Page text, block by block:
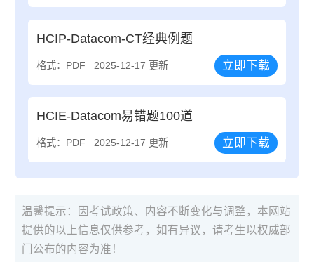
HCIP-Datacom-CT经典例题
格式：PDF 2025-12-17 更新 立即下载
HCIE-Datacom易错题100道
格式：PDF 2025-12-17 更新 立即下载
温馨提示：因考试政策、内容不断变化与调整，本网站
提供的以上信息仅供参考，如有异议，请考生以权威部
门公布的内容为准！